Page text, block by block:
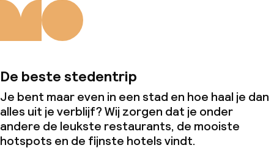
De beste stedentrip
Je bent maar even in een stad en hoe haal je dan
alles uit je verblijf? Wij zorgen dat je onder
andere de leukste restaurants, de mooiste
hotspots en de fijnste hotels vindt.